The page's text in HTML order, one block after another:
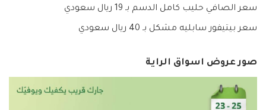
سعر الصافي حليب كامل الدسم بـ 19 ريال سعودي
سعر بيتيفور سابليه مشكل بـ 40 ريال سعودي
صور عروض اسواق الراية